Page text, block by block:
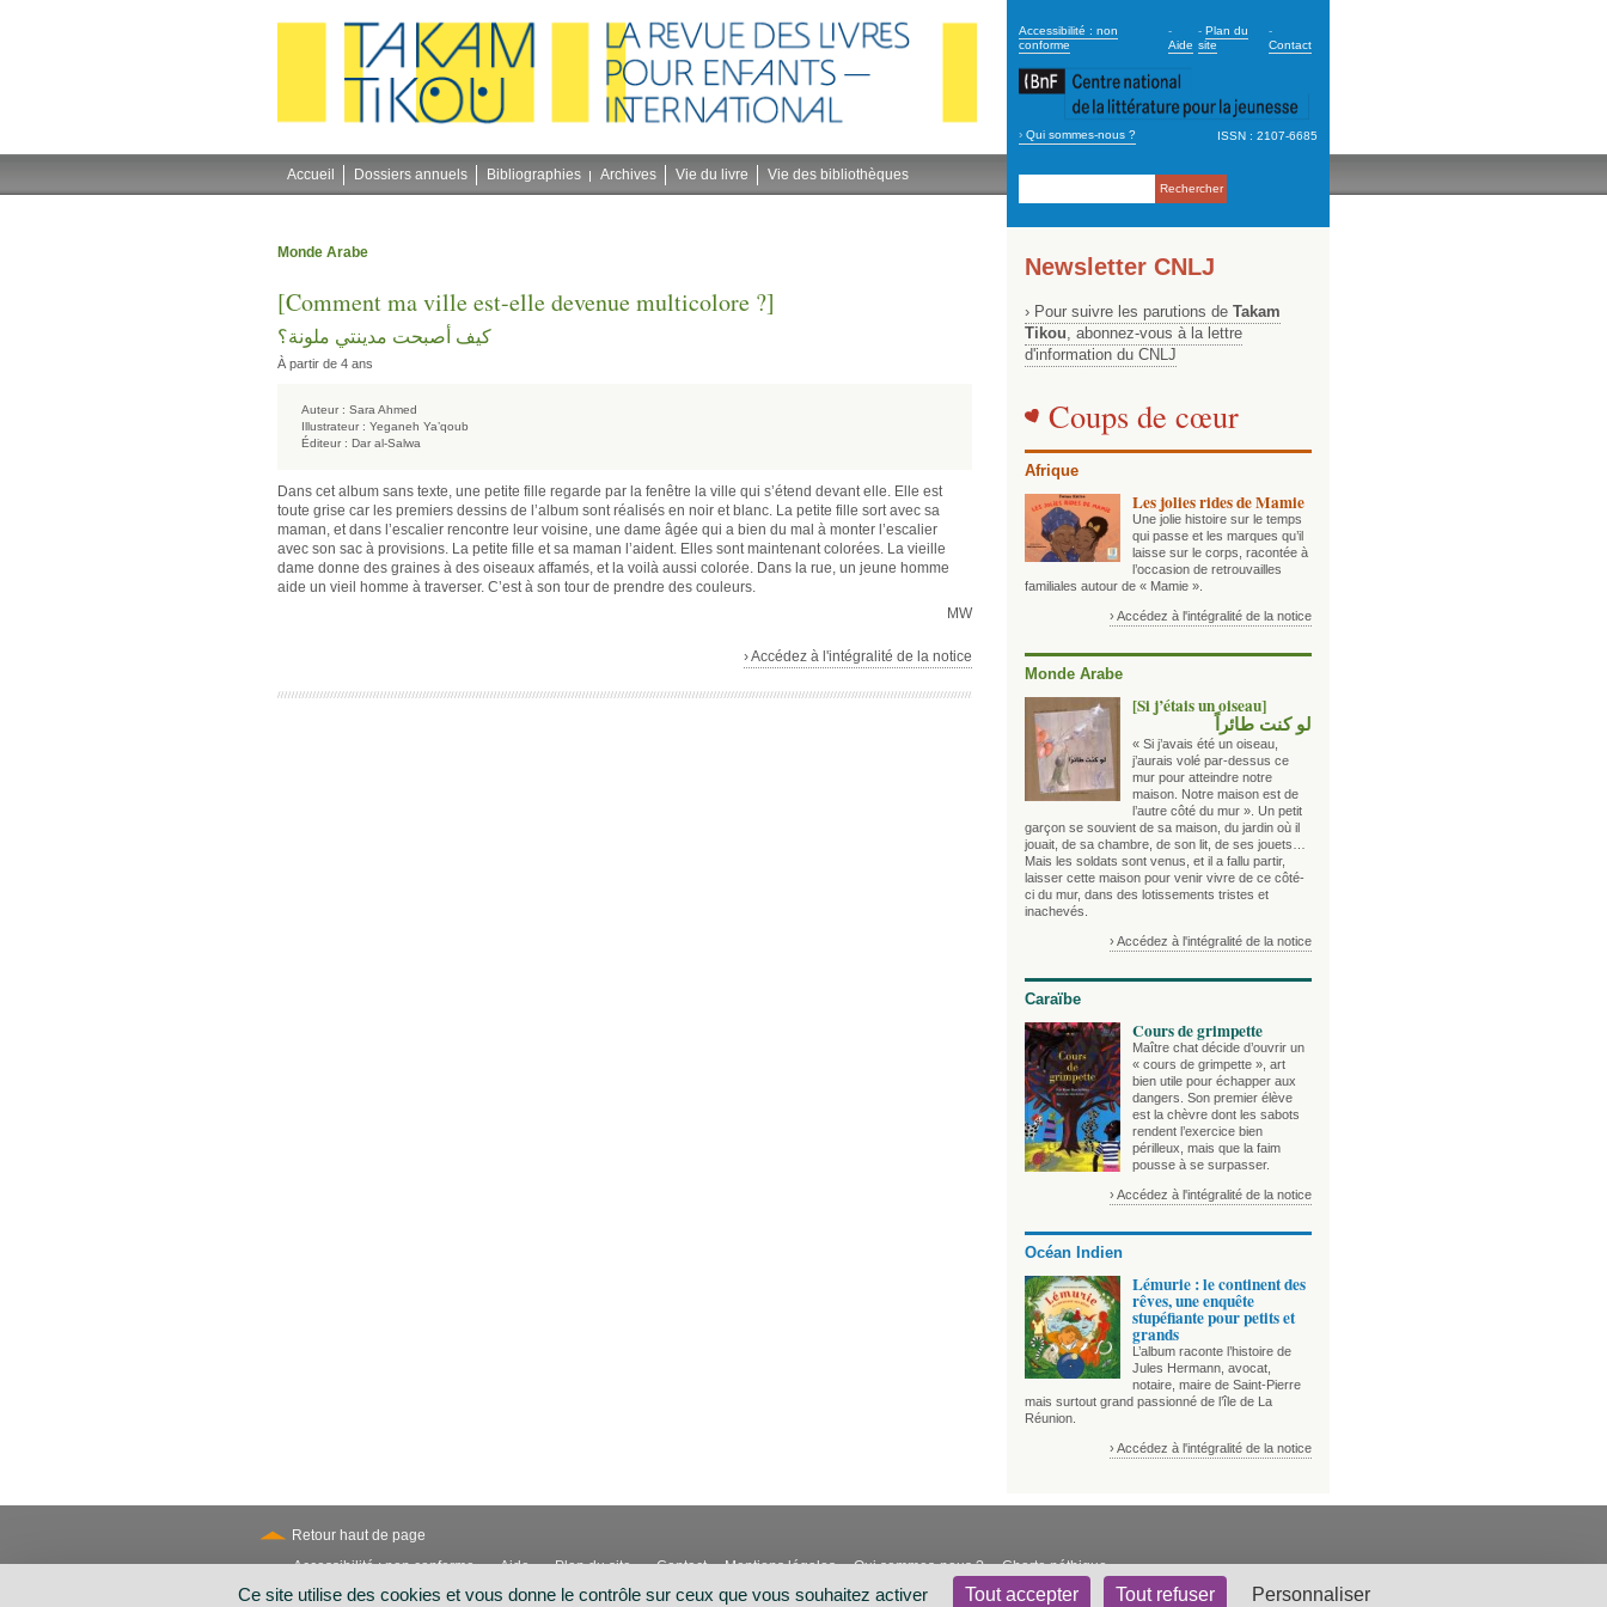
secondary_2
Accessibilité : non
conforme
-
Aide
-Plan du
site
-
Contact
Navigation
› Qui sommes-nous ? ISSN : 2107-6685
Accueil Dossiers annuels Bibliographies Archives Vie du livre Vie des bibliothèques
Monde Arabe
[Comment ma ville est-elle devenue multicolore ?]
كيف أصبحت مدينتي ملونة؟
À partir de 4 ans
Auteur : Sara Ahmed
Illustrateur : Yeganeh Ya’qoub
Éditeur : Dar al-Salwa
Dans cet album sans texte, une petite fille regarde par la fenêtre la ville qui s’étend devant elle. Elle est
toute grise car les premiers dessins de l’album sont réalisés en noir et blanc. La petite fille sort avec sa
maman, et dans l’escalier rencontre leur voisine, une dame âgée qui a bien du mal à monter l’escalier
avec son sac à provisions. La petite fille et sa maman l’aident. Elles sont maintenant colorées. La vieille
dame donne des graines à des oiseaux affamés, et la voilà aussi colorée. Dans la rue, un jeune homme
aide un vieil homme à traverser. C’est à son tour de prendre des couleurs.
MW
› Accédez à l'intégralité de la notice
Newsletter CNLJ
› Pour suivre les parutions de Takam
Tikou, abonnez-vous à la lettre
d'information du CNLJ
Coups de cœur
Afrique
Les jolies rides de Mamie
Une jolie histoire sur le temps
qui passe et les marques qu’il
laisse sur le corps, racontée à
l’occasion de retrouvailles
familiales autour de « Mamie ».
› Accédez à l'intégralité de la notice
Monde Arabe
[Si j’étais un oiseau]
لو كنت طائراً
« Si j’avais été un oiseau,
j’aurais volé par-dessus ce
mur pour atteindre notre
maison. Notre maison est de
l’autre côté du mur ». Un petit
garçon se souvient de sa maison, du jardin où il
jouait, de sa chambre, de son lit, de ses jouets…
Mais les soldats sont venus, et il a fallu partir,
laisser cette maison pour venir vivre de ce côté-
ci du mur, dans des lotissements tristes et
inachevés.
› Accédez à l'intégralité de la notice
Caraïbe
Cours de grimpette
Maître chat décide d’ouvrir un
« cours de grimpette », art
bien utile pour échapper aux
dangers. Son premier élève
est la chèvre dont les sabots
rendent l’exercice bien
périlleux, mais que la faim
pousse à se surpasser.
› Accédez à l'intégralité de la notice
Océan Indien
Lémurie : le continent des
rêves, une enquête
stupéfiante pour petits et
grands
L’album raconte l’histoire de
Jules Hermann, avocat,
notaire, maire de Saint-Pierre
mais surtout grand passionné de l’île de La
Réunion.
› Accédez à l'intégralité de la notice
Retour haut de page
Accessibilité : non conforme -Aide -Plan du site -Contact Mentions légales Qui sommes-nous ? Charte néthique
Ce site utilise des cookies et vous donne le contrôle sur ceux que vous souhaitez activer Tout accepter Tout refuser Personnaliser